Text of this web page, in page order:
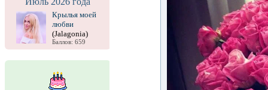
Крылья моей
любви
(Jalagonia)
Баллов: 659